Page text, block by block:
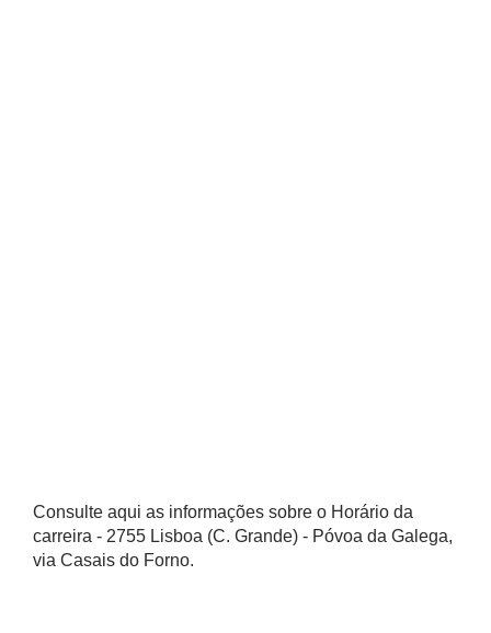
Consulte aqui as informações sobre o Horário da
carreira - 2755 Lisboa (C. Grande) - Póvoa da Galega,
via Casais do Forno.